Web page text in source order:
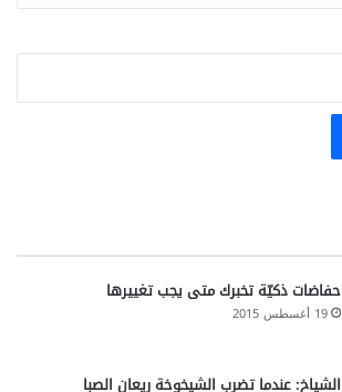
حفاضات ذكيّة تخبرك متى يجب تغييرها
19 أغسطس 2015
الشياخ: عندما تضرب الشيخوخة ريعان الصبا